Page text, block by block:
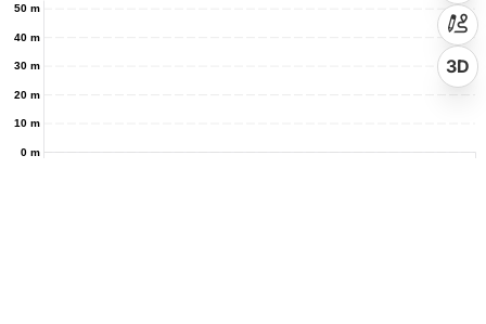
0 m
10 m
20 m
30 m
40 m
50 m
3D